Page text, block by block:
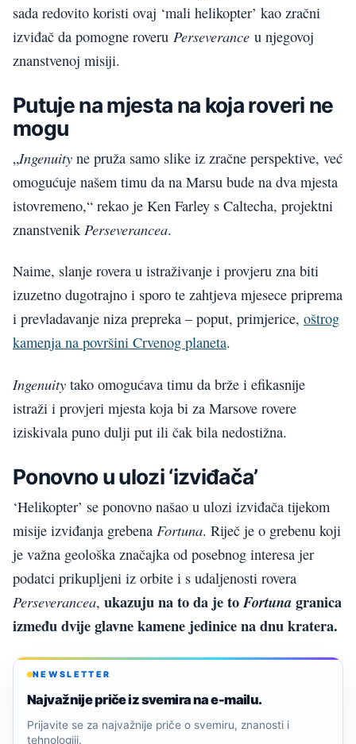
sada redovito koristi ovaj ‘mali helikopter’ kao zračni
izviđač da pomogne roveru Perseverance u njegovoj
znanstvenoj misiji.
Putuje na mjesta na koja roveri ne
mogu
„Ingenuity ne pruža samo slike iz zračne perspektive, već
omogućuje našem timu da na Marsu bude na dva mjesta
istovremeno,“ rekao je Ken Farley s Caltecha, projektni
znanstvenik Perseverancea.
Naime, slanje rovera u istraživanje i provjeru zna biti
izuzetno dugotrajno i sporo te zahtjeva mjesece priprema
i prevladavanje niza prepreka – poput, primjerice, oštrog
kamenja na površini Crvenog planeta.
Ingenuity tako omogućava timu da brže i efikasnije
istraži i provjeri mjesta koja bi za Marsove rovere
iziskivala puno dulji put ili čak bila nedostižna.
Ponovno u ulozi ‘izviđača’
‘Helikopter’ se ponovno našao u ulozi izviđača tijekom
misije izviđanja grebena Fortuna. Riječ je o grebenu koji
je važna geološka značajka od posebnog interesa jer
podatci prikupljeni iz orbite i s udaljenosti rovera
Perseverancea, ukazuju na to da je toFortunagranica
između dvije glavne kamene jedinice na dnu kratera.
NEWSLETTER
Najvažnije priče iz svemira na e-mailu.
Prijavite se za najvažnije priče o svemiru, znanosti i
tehnologiji.